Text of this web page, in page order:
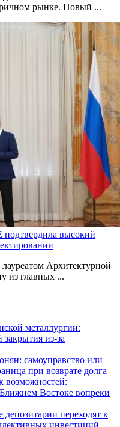
рынке. Новый ...
высокий
Архитектурной
из главных ...
металлургии:
из-за
самоуправство или
при возврате долга
Востоке вопреки
переходят к
инвестиций